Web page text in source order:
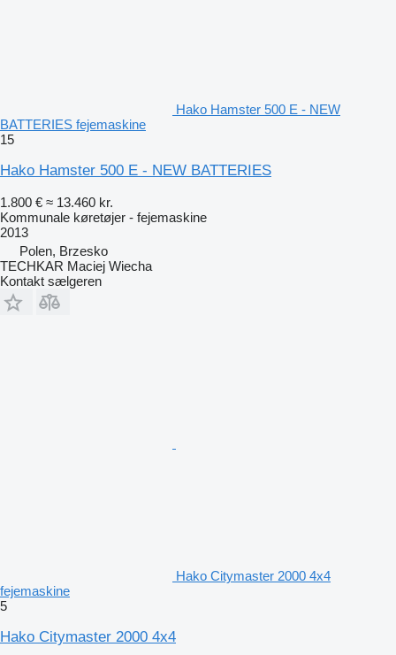
Hako Hamster 500 E - NEW
BATTERIES fejemaskine
15
Hako Hamster 500 E - NEW BATTERIES
1.800 € ≈ 13.460 kr.
Kommunale køretøjer - fejemaskine
2013
Polen, Brzesko
TECHKAR Maciej Wiecha
Kontakt sælgeren
Hako Citymaster 2000 4x4
fejemaskine
5
Hako Citymaster 2000 4x4